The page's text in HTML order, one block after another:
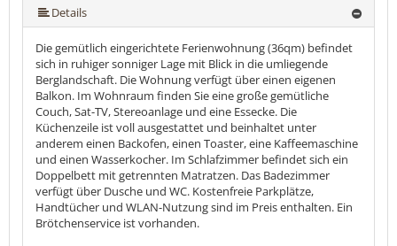
mehr (10 ) »
mehr (10 ) »
mehr (10 ) »
mehr (10 ) »
mehr (10 ) »
mehr (10 ) »
Details
Die gemütlich eingerichtete Ferienwohnung (36qm) befindet
sich in ruhiger sonniger Lage mit Blick in die umliegende
Berglandschaft. Die Wohnung verfügt über einen eigenen
Balkon. Im Wohnraum finden Sie eine große gemütliche
Couch, Sat-TV, Stereoanlage und eine Essecke. Die
Küchenzeile ist voll ausgestattet und beinhaltet unter
anderem einen Backofen, einen Toaster, eine Kaffeemaschine
und einen Wasserkocher. Im Schlafzimmer befindet sich ein
Doppelbett mit getrennten Matratzen. Das Badezimmer
verfügt über Dusche und WC. Kostenfreie Parkplätze,
Handtücher und WLAN-Nutzung sind im Preis enthalten. Ein
Brötchenservice ist vorhanden.